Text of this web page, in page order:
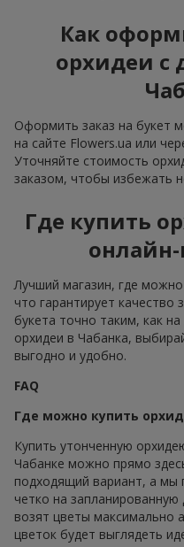
Как
орхидеи с
Оформить заказ на букет
на сайте Flowers.ua или
Уточняйте стоимость
заказом, чтобы избежать
Где купить
Лучший магазин, где
что гарантирует качество
букета точно таким, как
орхидеи в Чабанка,
выгодно и удобно.
FAQ
Где можно купить
Купить утонченную
Чабанке можно прямо
подходящий вариант, а мы
четко на
возят цветы максимально
цветок будет выглядеть